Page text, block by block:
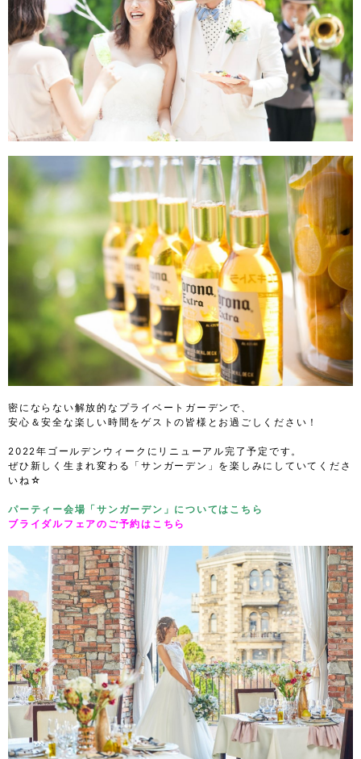
密にならない解放的なプライベートガーデンで、
安心＆安全な楽しい時間をゲストの皆様とお過ごしください！
2022年ゴールデンウィークにリニューアル完了予定です。
ぜひ新しく生まれ変わる「サンガーデン」を楽しみにしていてくださ
いね☆
パーティー会場「サンガーデン」についてはこちら
ブライダルフェアのご予約はこちら